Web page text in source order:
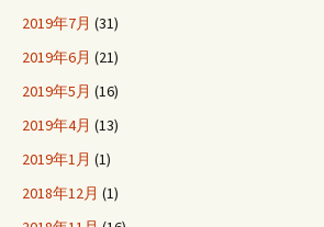
2019年7月 (31)
2019年6月 (21)
2019年5月 (16)
2019年4月 (13)
2019年1月 (1)
2018年12月 (1)